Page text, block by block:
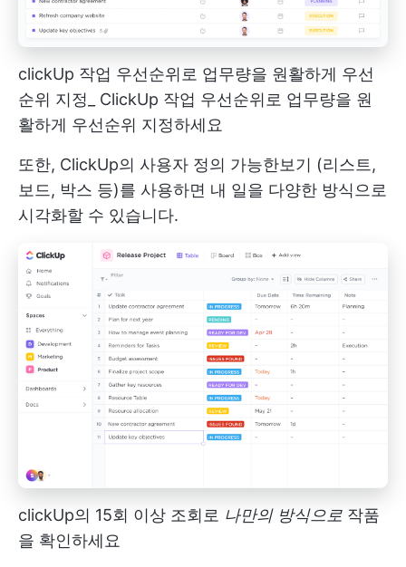
clickUp 작업 우선순위로 업무량을 원활하게 우선
순위 지정_ ClickUp 작업 우선순위로 업무량을 원
활하게 우선순위 지정하세요
또한, ClickUp의 사용자 정의 가능한보기 (리스트,
보드, 박스 등)를 사용하면 내 일을 다양한 방식으로
시각화할 수 있습니다.
clickUp의 15회 이상 조회로 나만의 방식으로 작품
을 확인하세요